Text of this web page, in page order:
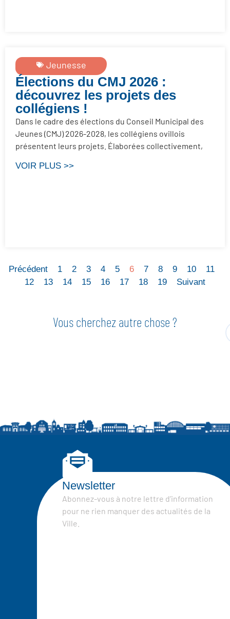
Jeunesse
Élections du CMJ 2026 :
découvrez les projets des
collégiens !
Dans le cadre des élections du Conseil Municipal des
Jeunes (CMJ) 2026-2028, les collégiens ovillois
présentent leurs projets. Élaborées collectivement,
VOIR PLUS >>
Précédent 1 2 3 4 5 6 7 8 9 10
11
12
13 14 15 16 17 18 19 Suivant
Vous cherchez autre chose ?
Newsletter
Abonnez-vous à notre lettre d’information
pour ne rien manquer des actualités de la
Ville.